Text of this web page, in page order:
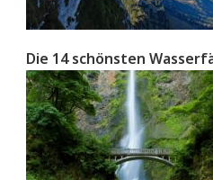
Die 14 schönsten